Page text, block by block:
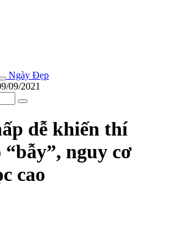
Ngày Đẹp
09/2021
dễ khiến thí
nguy cơ
cao